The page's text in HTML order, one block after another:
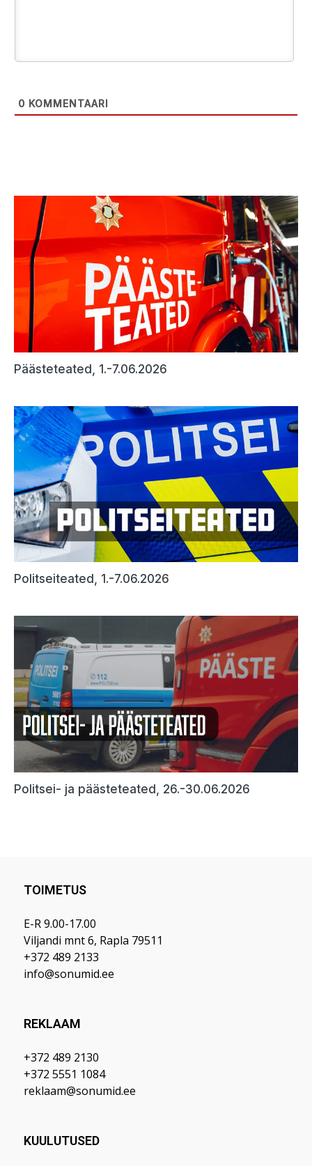
TOIMETUS
E-R 9.00-17.00
Viljandi mnt 6, Rapla 79511
+372 489 2133
info@sonumid.ee
REKLAAM
+372 489 2130
+372 5551 1084
reklaam@sonumid.ee
KUULUTUSED